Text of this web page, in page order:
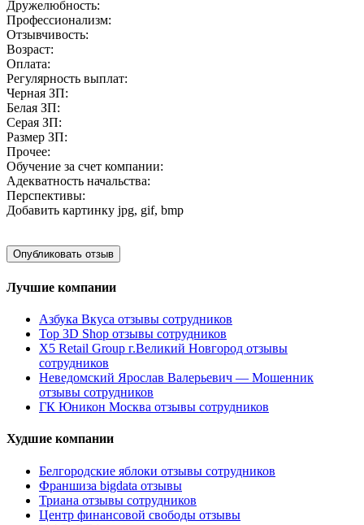
Дружелюбность:
Профессионализм:
Отзывчивость:
Возраст:
Оплата:
Регулярность выплат:
Черная ЗП:
Белая ЗП:
Серая ЗП:
Размер ЗП:
Прочее:
Обучение за счет компании:
Адекватность начальства:
Перспективы:
Добавить картинку jpg, gif, bmp
Лучшие компании
Азбука Вкуса отзывы сотрудников
Top 3D Shop отзывы сотрудников
X5 Retail Group г.Великий Новгород отзывы
сотрудников
Неведомский Ярослав Валерьевич — Мошенник
отзывы сотрудников
ГК Юникон Москва отзывы сотрудников
Худшие компании
Белгородские яблоки отзывы сотрудников
Франшиза bigdata отзывы
Триана отзывы сотрудников
Центр финансовой свободы отзывы